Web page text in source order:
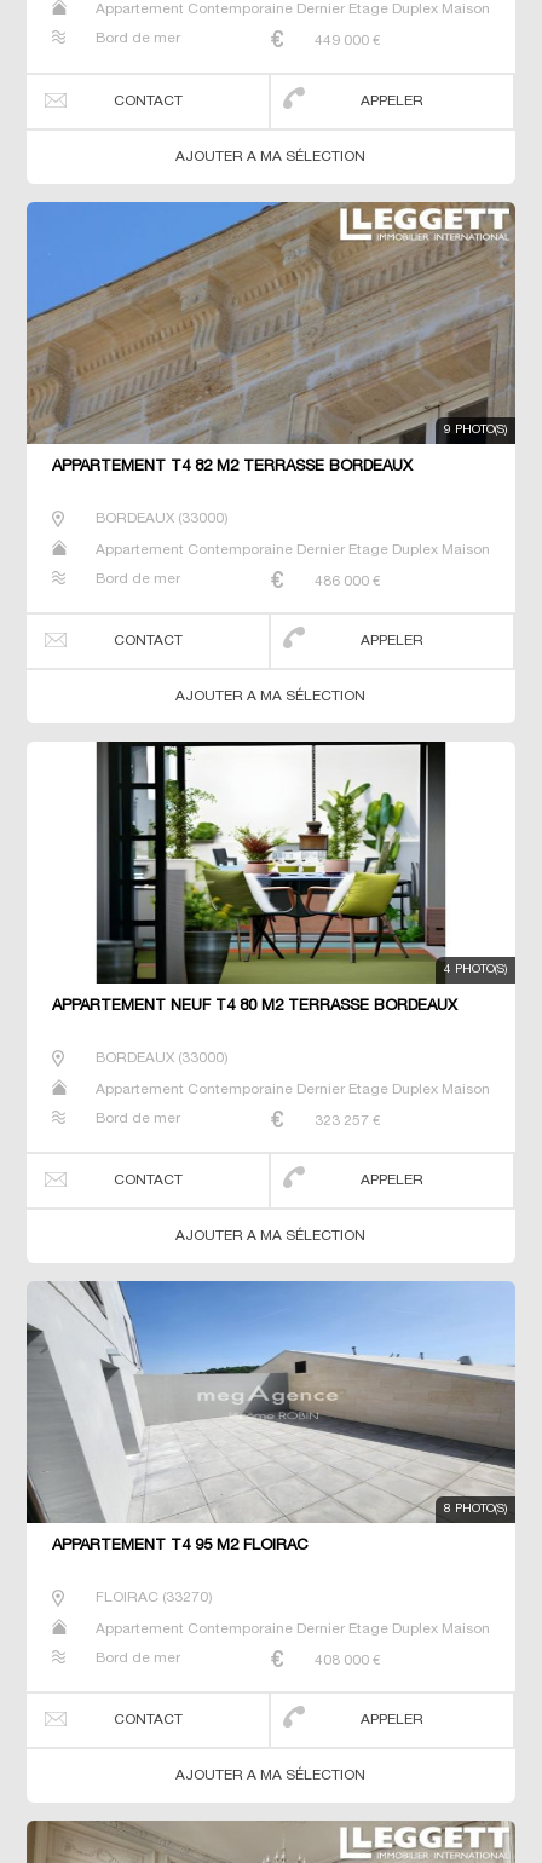
Appartement Contemporaine Dernier Etage Duplex Maison
Bord de mer
449 000 €
CONTACT APPELER
AJOUTER A MA SÉLECTION
9 PHOTO(S)
APPARTEMENT T4 82 M2 TERRASSE BORDEAUX
BORDEAUX(33000)
Appartement Contemporaine Dernier Etage Duplex Maison
Bord de mer
486 000 €
CONTACT APPELER
AJOUTER A MA SÉLECTION
4 PHOTO(S)
APPARTEMENT NEUF T4 80 M2 TERRASSE BORDEAUX
BORDEAUX(33000)
Appartement Contemporaine Dernier Etage Duplex Maison
Bord de mer
323 257 €
CONTACT APPELER
AJOUTER A MA SÉLECTION
8 PHOTO(S)
APPARTEMENT T4 95 M2 FLOIRAC
FLOIRAC(33270)
Appartement Contemporaine Dernier Etage Duplex Maison
Bord de mer
408 000 €
CONTACT APPELER
AJOUTER A MA SÉLECTION